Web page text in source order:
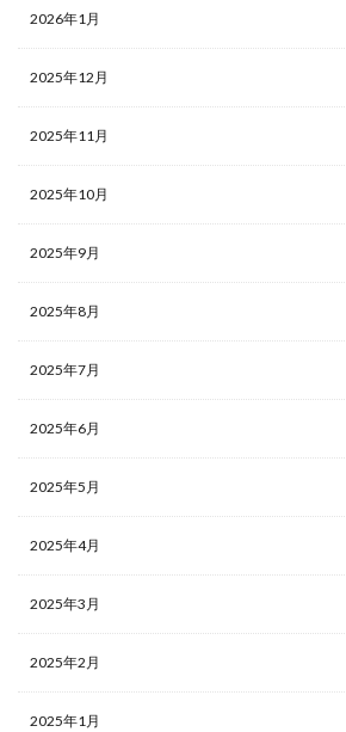
2026年1月
2025年12月
2025年11月
2025年10月
2025年9月
2025年8月
2025年7月
2025年6月
2025年5月
2025年4月
2025年3月
2025年2月
2025年1月